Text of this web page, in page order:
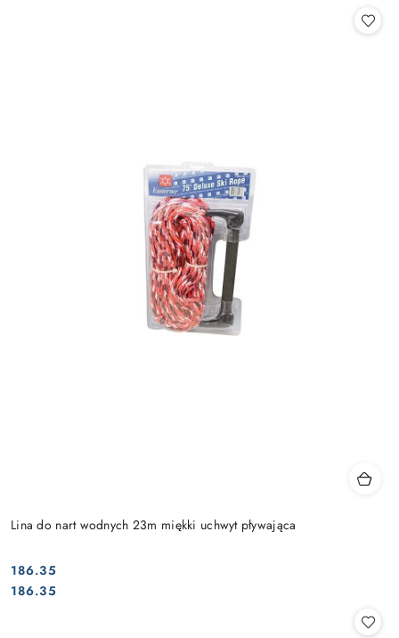
Lina do nart wodnych 23m miękki uchwyt pływająca
Cena:
186.35
Cena:
186.35